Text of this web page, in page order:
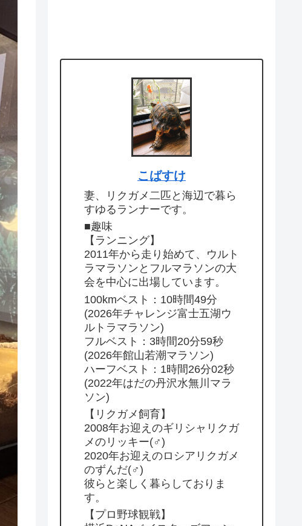
こばすけ
妻、リクガメ二匹と海辺で暮ら
すゆるランナーです。
■趣味
【ランニング】
2011年から走り始めて、ウルト
ラマラソンとフルマラソンの大
会を中心に出場しています。
100kmベスト：10時間49分
(2026年チャレンジ富士五湖ウ
ルトラマラソン)
フルベスト：3時間20分59秒
(2026年館山若潮マラソン)
ハーフベスト：1時間26分02秒
(2022年はだの丹沢水無川マラ
ソン)
【リクガメ飼育】
2008年お迎えのギリシャリクガ
メのリッキー(♂)
2020年お迎えのロシアリクガメ
のずんだ(♂)
彼らと楽しく暮らしておりま
す。
【プロ野球観戦】